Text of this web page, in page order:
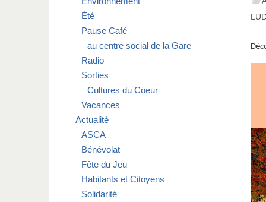
Été
Pause Café
au centre social de la Gare
Radio
Sorties
Cultures du Coeur
Vacances
Actualité
ASCA
Bénévolat
Fête du Jeu
Habitants et Citoyens
Solidarité